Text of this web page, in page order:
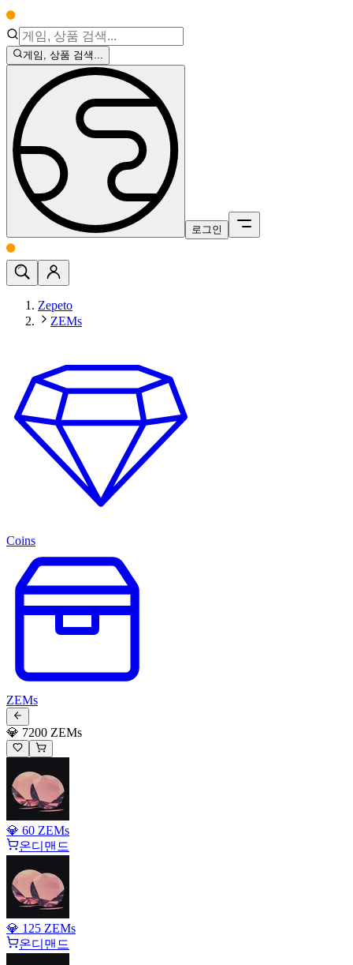
게임, 상품 검색...
로그인
Zepeto
ZEMs
Coins
ZEMs
💎 7200 ZEMs
💎 60 ZEMs
온디맨드
💎 125 ZEMs
온디맨드